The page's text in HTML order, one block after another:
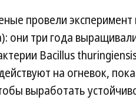
провели
они три года
Bacillus
на огневок,
выработать